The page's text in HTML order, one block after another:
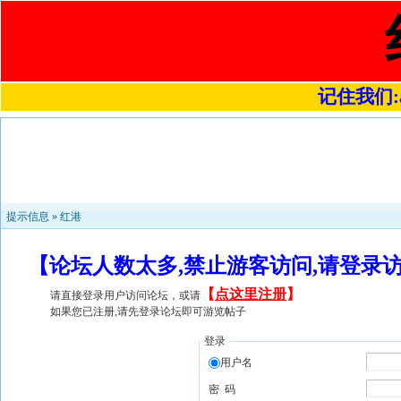
记住我们
提示信息 » 红港
【论坛人数太多,禁止游客访问,请登
请直接登录用户访问论坛，或请 【 点这里注册】
如果您已注册,请先登录论坛即可游览帖子
登录
用户名
密 码